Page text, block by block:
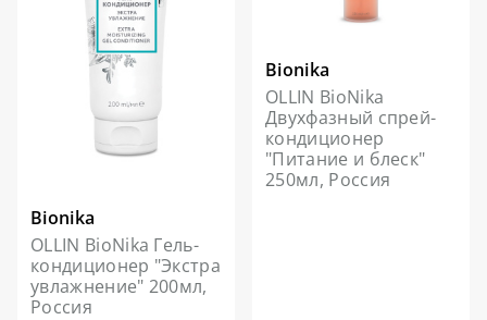
Bionika
OLLIN BioNika Гель-
кондиционер "Экстра
увлажнение" 200мл,
Россия
Bionika
OLLIN BioNika
Двухфазный спрей-
кондиционер
"Питание и блеск"
250мл, Россия